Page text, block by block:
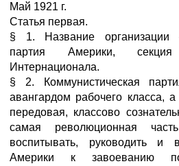
Май 1921 г.
Статья первая.
§ 1. Название организации
партия Америки, секция
Интернационала.
§ 2. Коммунистическая
авангардом рабочего класса,
передовая, классово
самая революционная
воспитывать, руководить и
Америки к завоеванию